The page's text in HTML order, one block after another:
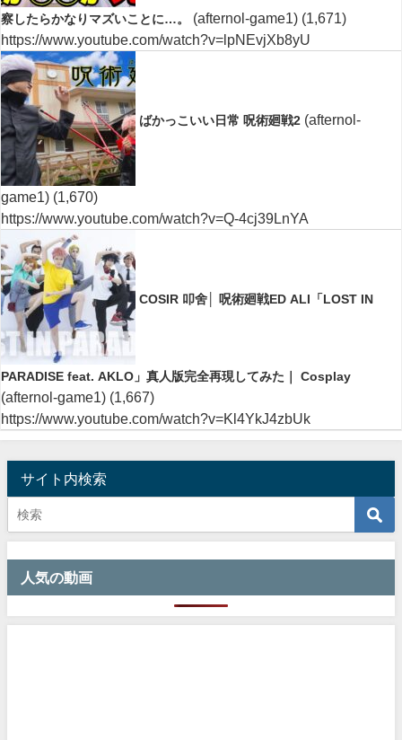
察したらかなりマズいことに…。 (afternol-game1) (1,671)
https://www.youtube.com/watch?v=lpNEvjXb8yU
ばかっこいい日常 呪術廻戦2 (afternol-
game1) (1,670)
https://www.youtube.com/watch?v=Q-4cj39LnYA
COSIR 叩舍│ 呪術廻戦ED ALI「LOST IN
PARADISE feat. AKLO」真人版完全再現してみた｜ Cosplay
(afternol-game1) (1,667)
https://www.youtube.com/watch?v=Kl4YkJ4zbUk
サイト内検索
人気の動画